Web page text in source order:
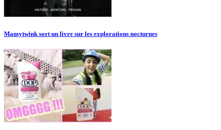
Mamytwink sort un livre sur les explorations nocturnes